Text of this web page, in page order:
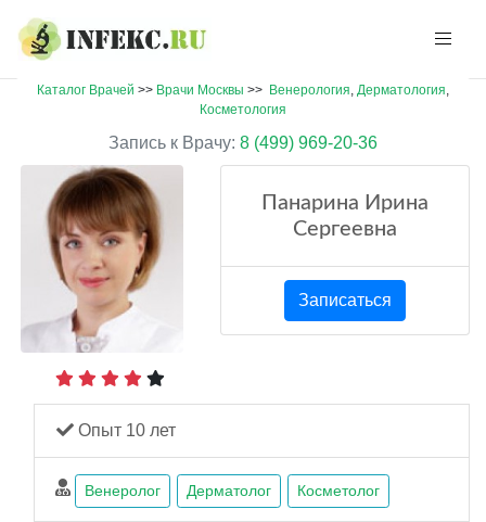
Каталог Врачей >> Врачи Москвы >> Венерология, Дерматология,
Косметология
Запись к Врачу: 8 (499) 969-20-36
Панарина Ирина
Сергеевна
Записаться
Опыт 10 лет
Венеролог Дерматолог Косметолог